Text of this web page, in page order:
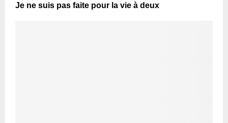
Je ne suis pas faite pour la vie à deux